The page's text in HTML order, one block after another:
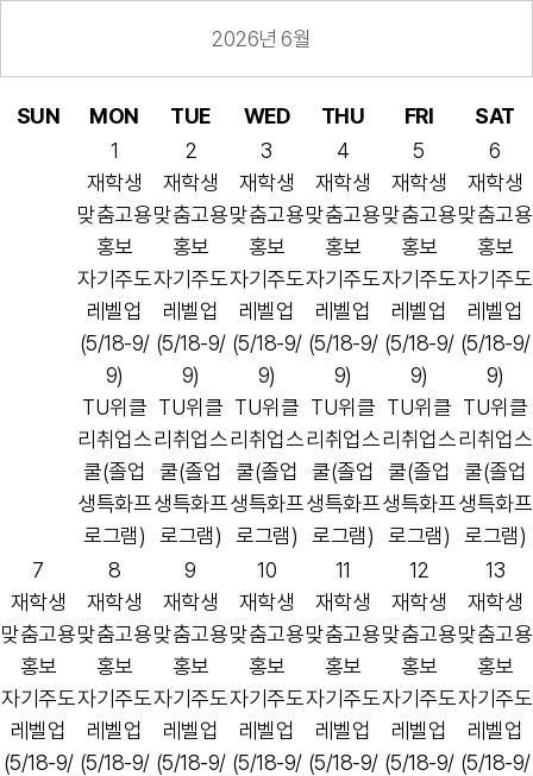
2026년 6월
SUN MON TUE WED THU FRI
SAT
1
재학생
맞춤고용
홍보
자기주도
레벨업
(5/18-9/
9)
TU위클
리취업스
쿨(졸업
생특화프
로그램)
2
재학생
맞춤고용
홍보
자기주도
레벨업
(5/18-9/
9)
TU위클
리취업스
쿨(졸업
생특화프
로그램)
3
재학생
맞춤고용
홍보
자기주도
레벨업
(5/18-9/
9)
TU위클
리취업스
쿨(졸업
생특화프
로그램)
4
재학생
맞춤고용
홍보
자기주도
레벨업
(5/18-9/
9)
TU위클
리취업스
쿨(졸업
생특화프
로그램)
5
재학생
맞춤고용
홍보
자기주도
레벨업
(5/18-9/
9)
TU위클
리취업스
쿨(졸업
생특화프
로그램)
6
재학생
맞춤고용
홍보
자기주도
레벨업
(5/18-9/
9)
TU위클
리취업스
쿨(졸업
생특화프
로그램)
7
재학생
맞춤고용
홍보
자기주도
레벨업
(5/18-9/
8
재학생
맞춤고용
홍보
자기주도
레벨업
(5/18-9/
9
재학생
맞춤고용
홍보
자기주도
레벨업
(5/18-9/
10
재학생
맞춤고용
홍보
자기주도
레벨업
(5/18-9/
11
재학생
맞춤고용
홍보
자기주도
레벨업
(5/18-9/
12
재학생
맞춤고용
홍보
자기주도
레벨업
(5/18-9/
13
재학생
맞춤고용
홍보
자기주도
레벨업
(5/18-9/